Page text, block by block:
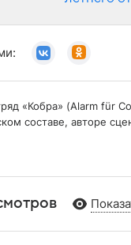
«Кобра» (Alarm für
составе, авторе